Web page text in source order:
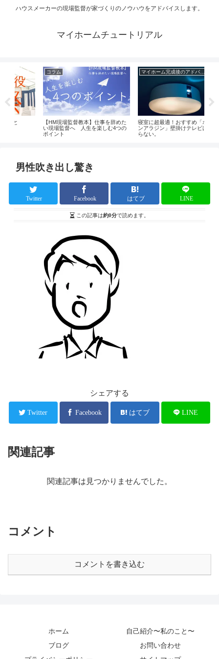
ハウスメーカーの現場監督が家づくりのノウハウをアドバイスします。
マイホームチュートリアル
教本】仕事を辞めた
人生を楽しむ4つの
マイホーム完成後のアドバイス
寝室に超最適！おすすめ「ポップイ
ンアラジン」壁掛けテレビはもうい
らない。
家づくりの準備
解体工事 許可業者の選
でに施主がやること
男性吹き出し驚き
Twitter Facebook はてブ LINE
この記事は約0分で読めます。
シェアする
Twitter Facebook はてブ LINE
関連記事
関連記事は見つかりませんでした。
コメント
コメントを書き込む
ホーム
自己紹介〜私のこと〜
ブログ
お問い合わせ